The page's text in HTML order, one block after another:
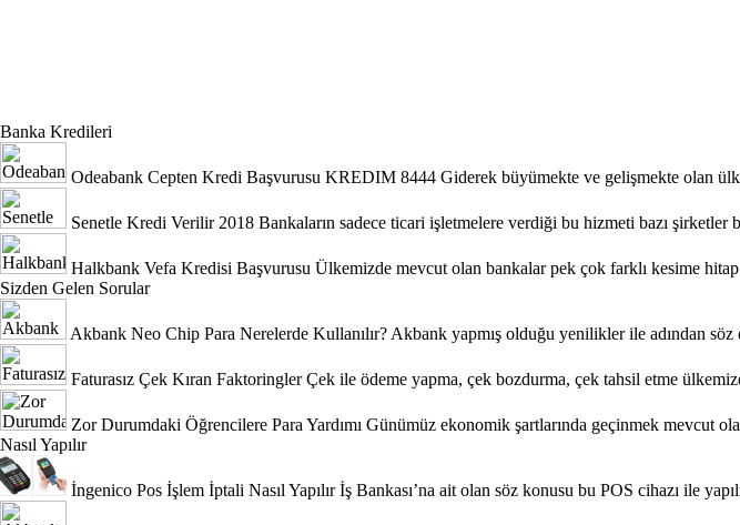
Banka Kredileri
Odeabank Cepten Kredi Başvurusu KREDIM 8444 Giderek büyümekte ve gelişmekte olan
Senetle Kredi Verilir 2018 Bankaların sadece ticari işletmelere verdiği bu hizmeti bazı
Halkbank Vefa Kredisi Başvurusu Ülkemizde mevcut olan bankalar pek çok farklı kesime
Sizden Gelen Sorular
Akbank Neo Chip Para Nerelerde Kullanılır? Akbank yapmış olduğu yenilikler ile adından
Faturasız Çek Kıran Faktoringler Çek ile ödeme yapma, çek bozdurma, çek tahsil etme
Zor Durumdaki Öğrencilere Para Yardımı Günümüz ekonomik şartlarında geçinmek mevcut
Nasıl Yapılır
İngenico Pos İşlem İptali Nasıl Yapılır İş Bankası’na ait olan söz konusu bu POS cihazı ile